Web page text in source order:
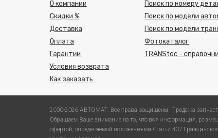
О компании
Скидки %
Доставка
Оплата
Гарантии
Условия возврата
Как заказать
Поиск по номеру
Поиск по модели
Поиск по модели
Фотокаталог
TRANStec -
2000-2026 АВТОМАТ. Все права защищены. Продажа
Обращаем Ваше внимание на то, что вся информация,
офертой, определяемой положениями Статьи 437